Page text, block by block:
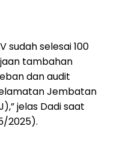
sudah selesai 100
tambahan
dan audit
Jembatan
jelas Dadi saat
2025).